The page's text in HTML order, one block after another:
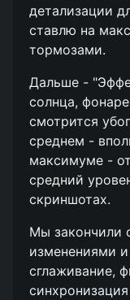
детализации
ставлю на
тормозами.
Дальше -
солнца,
смотрится
среднем -
максимуме -
средний
скриншотах.
Мы закончили
изменениями
сглаживание,